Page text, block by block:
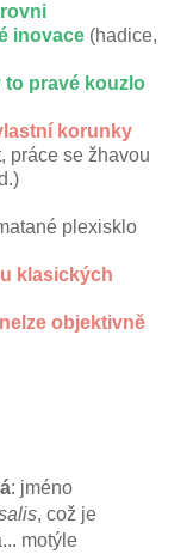
inovace (hadice,
to pravé kouzlo
korunky
práce se žhavou
plexisklo
klasických
objektivně
: jméno
, což je
motýle